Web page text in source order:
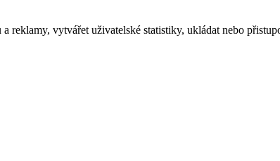
reklamy, vytvářet uživatelské statistiky, ukládat nebo